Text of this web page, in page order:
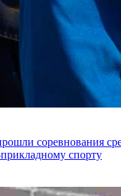
соревнования
спорту